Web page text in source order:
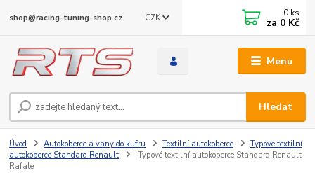
Menu
CZK
Hledat
shop@racing-tuning-shop.cz 0 ks
za 0 Kč
Úvod Autokoberce a vany do kufru Textilní autokoberce
Typové textilní
autokoberce Standard Renault
Typové textilní autokoberce Standard Renault
Rafale